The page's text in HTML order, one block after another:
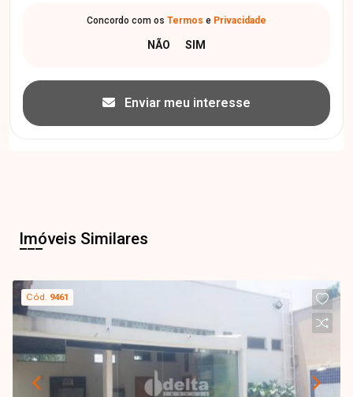
Concordo com os Termos e Privacidade
Enviar meu interesse
Imóveis Similares
Cód. 9461